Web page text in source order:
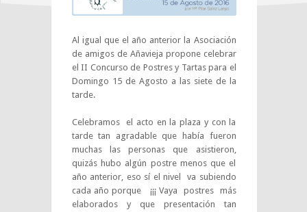
Al igual que el año anterior la Asociación
de amigos de Añavieja propone celebrar
el II Concurso de Postres y Tartas para el
Domingo 15 de Agosto a las siete de la
tarde.
Celebramos el acto en la plaza y con la
tarde tan agradable que había fueron
muchas las personas que asistieron,
quizás hubo algún postre menos que el
año anterior, eso sí el nivel va subiendo
cada año porque ¡¡¡ Vaya postres más
elaborados y que presentación tan